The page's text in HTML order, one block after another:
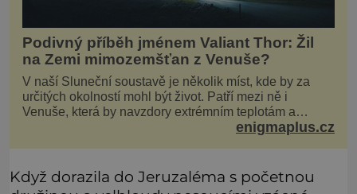
Podivný příběh jménem Valiant Thor: Žil
na Zemi mimozemšťan z Venuše?
V naší Sluneční soustavě je několik míst, kde by za
určitých okolností mohl být život. Patří mezi ně i
Venuše, která by navzdory extrémním teplotám a
smrtícímu složení atmosféry teoreticky mohla ukrývat
enigmaplus.cz
Když dorazila do Jeruzaléma s početnou